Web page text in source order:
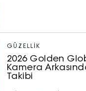
GÜZELLIK
2026 Golden
Kamera
Takibi